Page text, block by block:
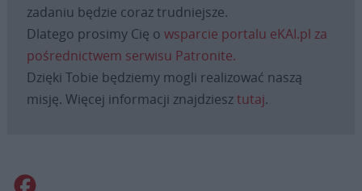
zadaniu będzie coraz trudniejsze.
Dlatego prosimy Cię o wsparcie portalu eKAI.pl za
pośrednictwem serwisu Patronite.
Dzięki Tobie będziemy mogli realizować naszą
misję. Więcej informacji znajdziesztutaj.